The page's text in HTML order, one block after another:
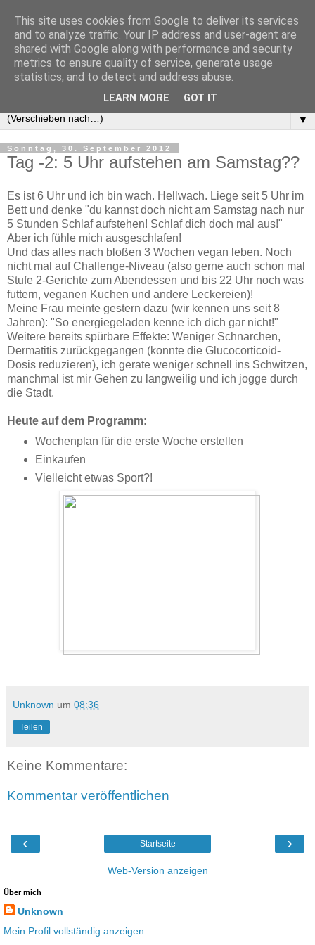
Feegarn
Veganes Essen, Attachment Parenting und lustige
▼
Sonntag, 30. September 2012
Tag -2: 5 Uhr aufstehen am Samstag??
Es ist 6 Uhr und ich bin wach. Hellwach. Liege seit 5 Uhr im
Bett und denke "du kannst doch nicht am Samstag nach nur
5 Stunden Schlaf aufstehen! Schlaf dich doch mal aus!"
Aber ich fühle mich ausgeschlafen!
Und das alles nach bloßen 3 Wochen vegan leben. Noch
nicht mal auf Challenge-Niveau (also gerne auch schon mal
Stufe 2-Gerichte zum Abendessen und bis 22 Uhr noch was
futtern, veganen Kuchen und andere Leckereien)!
Meine Frau meinte gestern dazu (wir kennen uns seit 8
Jahren): "So energiegeladen kenne ich dich gar nicht!"
Weitere bereits spürbare Effekte: Weniger Schnarchen,
Dermatitis zurückgegangen (konnte die Glucocorticoid-
Dosis reduzieren), ich gerate weniger schnell ins Schwitzen,
manchmal ist mir Gehen zu langweilig und ich jogge durch
die Stadt.
Heute auf dem Programm:
Wochenplan für die erste Woche erstellen
Einkaufen
Vielleicht etwas Sport?!
Unknown um 08:36
Teilen
Keine Kommentare:
Kommentar veröffentlichen
‹ ›
Startseite
Web-Version anzeigen
Über mich
Unknown
Mein Profil vollständig anzeigen
This site uses cookies from Google to deliver its services
and to analyze traffic. Your IP address and user-agent are
shared with Google along with performance and security
metrics to ensure quality of service, generate usage
statistics, and to detect and address abuse.
LEARN MORE GOT IT